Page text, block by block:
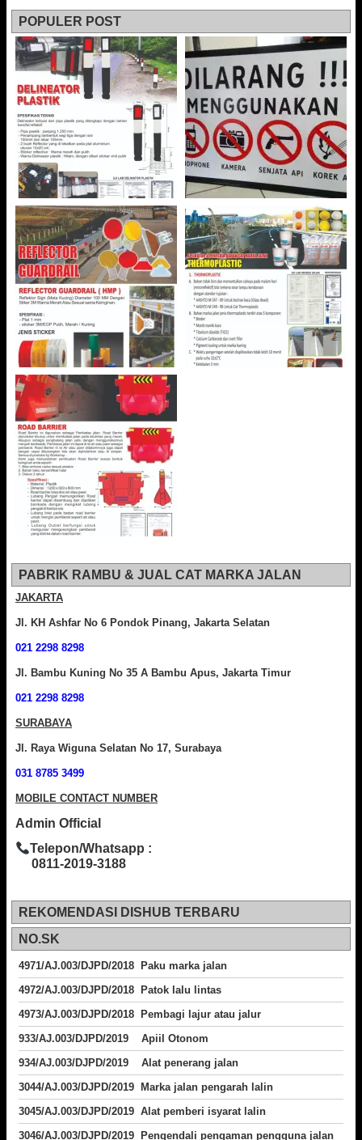
POPULER POST
PABRIK RAMBU & JUAL CAT MARKA JALAN
JAKARTA
Jl. KH Ashfar No 6 Pondok Pinang, Jakarta Selatan
021 2298 8298
Jl. Bambu Kuning No 35 A Bambu Apus, Jakarta Timur
021 2298 8298
SURABAYA
Jl. Raya Wiguna Selatan No 17, Surabaya
031 8785 3499
MOBILE CONTACT NUMBER
Admin Official
Telepon/Whatsapp :
0811-2019-3188
REKOMENDASI DISHUB TERBARU
NO.SK
4971/AJ.003/DJPD/2018 Paku marka jalan
4972/AJ.003/DJPD/2018 Patok lalu lintas
4973/AJ.003/DJPD/2018
Pembagi lajur atau jalur
933/AJ.003/DJPD/2019 Apiil Otonom
934/AJ.003/DJPD/2019 Alat penerang jalan
3044/AJ.003/DJPD/2019 Marka jalan pengarah lalin
3045/AJ.003/DJPD/2019 Alat pemberi isyarat lalin
3046/AJ.003/DJPD/2019 Pengendali pengaman pengguna jalan